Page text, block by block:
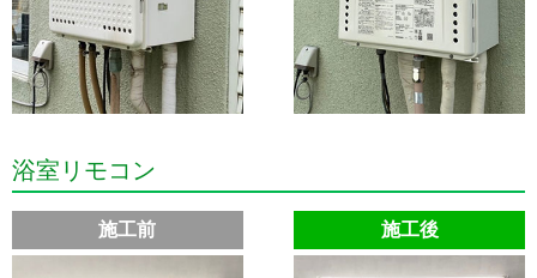
浴室リモコン
施工前 施工後